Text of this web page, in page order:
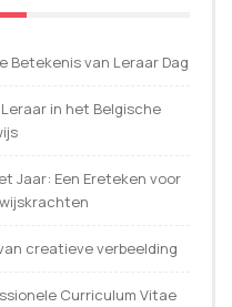
Betekenis van Leraar Dag
in het Belgische
Jaar: Een Ereteken voor
creatieve verbeelding
Curriculum Vitae